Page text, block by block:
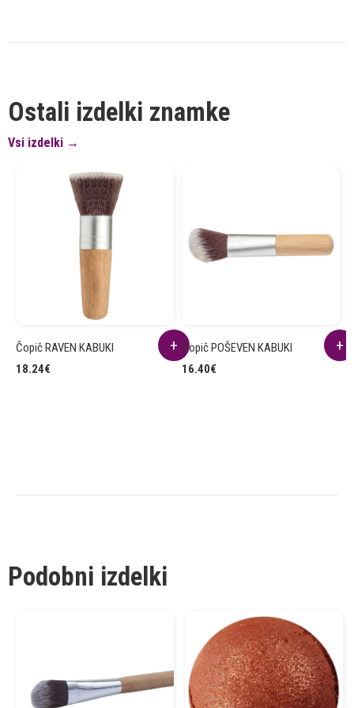
Ostali izdelki znamke
Vsi izdelki →
Čopič RAVEN KABUKI
18.24€
Čopič POŠEVEN KABUKI
16.40€
Podobni izdelki